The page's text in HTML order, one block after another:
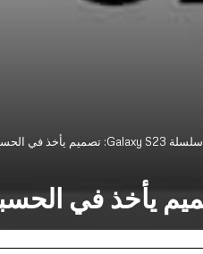
سلسلة Galaxy S23: تصميم يأخذ في الحسبان كوكب الأرض